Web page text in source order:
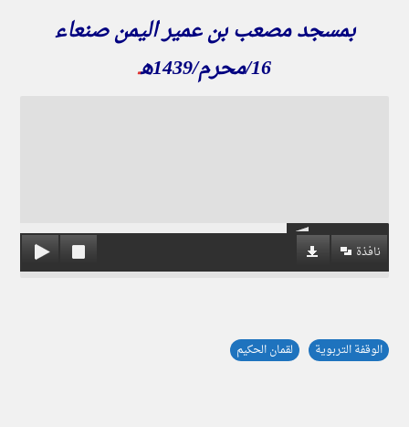
بمسجد مصعب بن عمير اليمن صنعاء
16/محرم/1439ه ـ
نافذة
الوقفة التربوية لقمان الحكيم